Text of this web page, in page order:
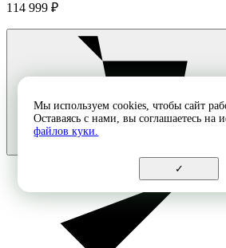
114 999 ₽
Мы используем cookies, чтобы сайт
Оставаясь с нами, вы соглашаетесь на
файлов куки.
✓